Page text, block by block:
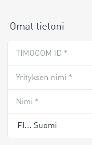
Omat tietoni
TIMOCOM ID *
Yrityksen nimi *
Nimi *